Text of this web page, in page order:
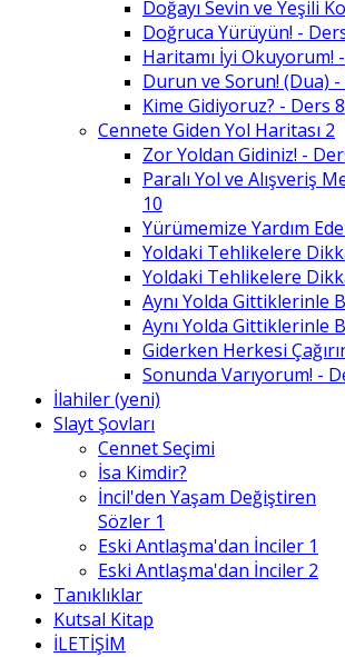
Doğayı Sevin ve Yeşili
Doğruca Yürüyün! -
Haritamı İyi Okuyorum!
Durun ve Sorun! (Dua)
Kime Gidiyoruz? - Ders 8
Cennete Giden Yol Haritası 2
Zor Yoldan Gidiniz! -
Paralı Yol ve Alışveriş
10
Yürümemize Yardım
Yoldaki Tehlikelere
Yoldaki Tehlikelere
Aynı Yolda Gittiklerinle
Aynı Yolda Gittiklerinle
Giderken Herkesi
Sonunda Varıyorum! -
İlahiler (yeni)
Slayt Şovları
Cennet Seçimi
İsa Kimdir?
İncil'den Yaşam Değiştiren
Sözler 1
Eski Antlaşma'dan İnciler 1
Eski Antlaşma'dan İnciler 2
Tanıklıklar
Kutsal Kitap
İLETİŞİM